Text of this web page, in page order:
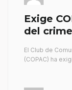
Exige
del
El Club de
(COPAC) ha